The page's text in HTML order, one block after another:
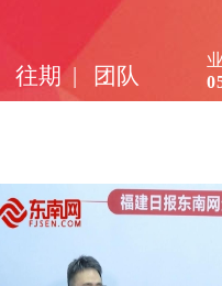
往期 | 团队